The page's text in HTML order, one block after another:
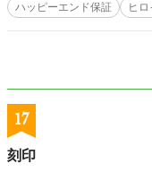
ハッピーエンド保証
ヒロ
17
刻印